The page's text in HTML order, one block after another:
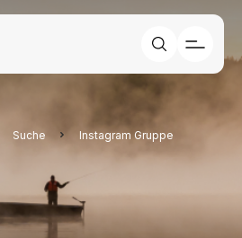
Suche Instagram Gruppe